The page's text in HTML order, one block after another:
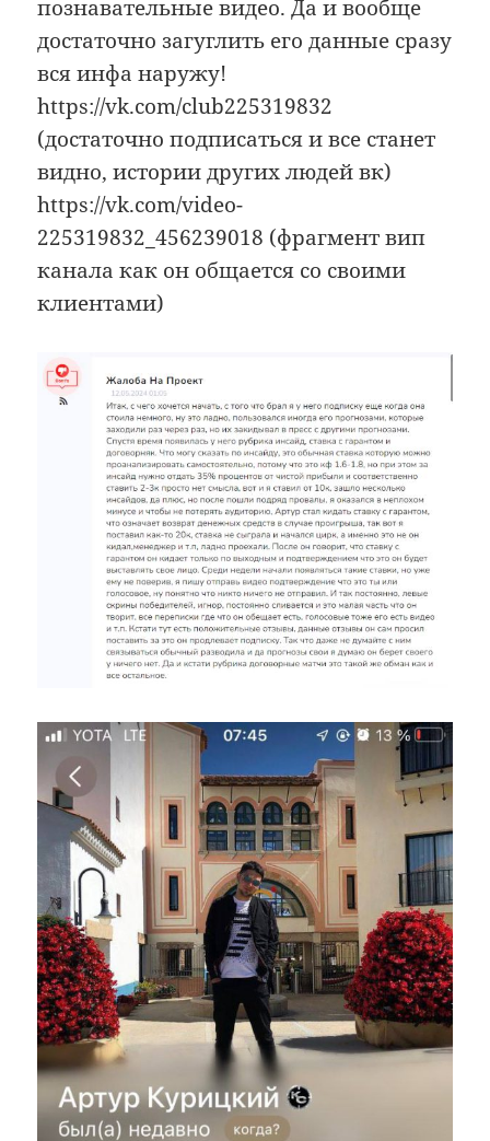
познавательные видео. Да и вообще
достаточно загуглить его данные сразу
вся инфа наружу!
https://vk.com/club225319832
(достаточно подписаться и все станет
видно, истории других людей вк)
https://vk.com/video-
225319832_456239018 (фрагмент вип
канала как он общается со своими
клиентами)